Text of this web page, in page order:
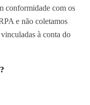
conformidade com os
e não coletamos
à conta do